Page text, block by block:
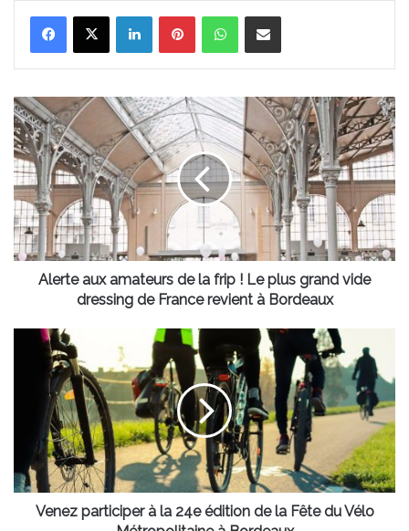
LinkedinPinterestWhatsAppPartager par email
Alerte
aux
amateurs
de
la
frip
!
Le
plus
grand
France
revient
Bordeaux
Alerte aux amateurs de la frip ! Le plus grand vide
dressing de France revient à Bordeaux
Venez
participer
édition
la
Fête
Venez participer à la 24e édition de la Fête du Vélo